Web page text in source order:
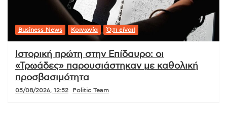
Business News Κοινωνία Ό,τι είναι!
Ιστορική πρώτη στην Επίδαυρο: οι
«Τρωάδες» παρουσιάστηκαν με καθολική
προσβασιμότητα
05/08/2026, 12:52 Politic Team